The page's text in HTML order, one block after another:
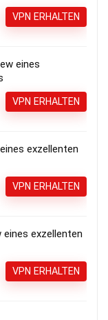
VPN ERHALTEN
eines
VPN ERHALTEN
exzellenten
VPN ERHALTEN
eines exzellenten
VPN ERHALTEN